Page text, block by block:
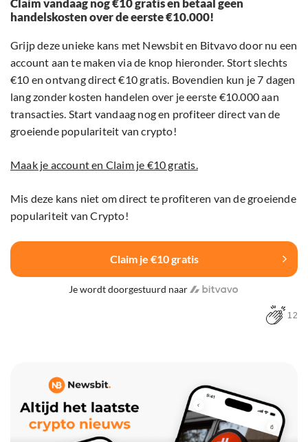
handelskosten over de eerste €10.000!
Grijp deze unieke kans met Newsbit en Bitvavo door nu een
account aan te maken via de knop hieronder. Stort slechts
€10 en ontvang direct €10 gratis. Bovendien kun je 7 dagen
lang zonder kosten handelen over je eerste €10.000 aan
transacties. Start vandaag nog en profiteer direct van de
groeiende populariteit van crypto!
Maak je account en Claim je €10 gratis.
Mis deze kans niet om direct te profiteren van de groeiende
populariteit van Crypto!
Claim je €10 gratis
Je wordt doorgestuurd naar
12